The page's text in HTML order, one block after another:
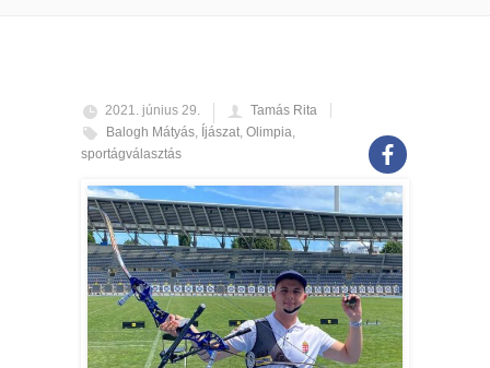
2021. június 29.
Tamás Rita
Balogh Mátyás, Íjászat, Olimpia,
sportágválasztás